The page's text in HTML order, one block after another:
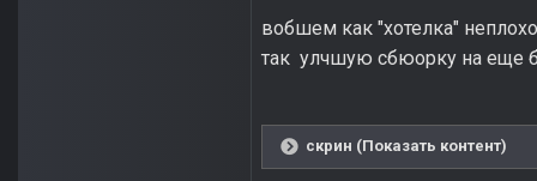
вобшем как "хотелка"
так улчшую сбюорку на еще
скрин (Показать контент)